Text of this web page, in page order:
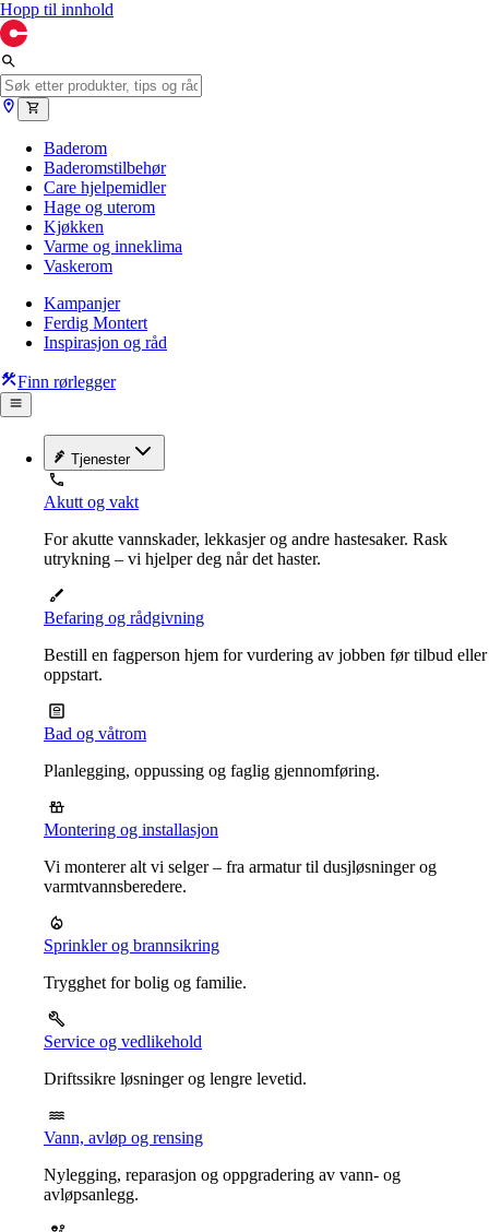
Hopp til innhold
Baderom
Baderomstilbehør
Care hjelpemidler
Hage og uterom
Kjøkken
Varme og inneklima
Vaskerom
Kampanjer
Ferdig Montert
Inspirasjon og råd
Finn rørlegger
Tjenester
Akutt og vakt
For akutte vannskader, lekkasjer og andre hastesaker. Rask
utrykning – vi hjelper deg når det haster.
Befaring og rådgivning
Bestill en fagperson hjem for vurdering av jobben før tilbud eller
oppstart.
Bad og våtrom
Planlegging, oppussing og faglig gjennomføring.
Montering og installasjon
Vi monterer alt vi selger – fra armatur til dusjløsninger og
varmtvannsberedere.
Sprinkler og brannsikring
Trygghet for bolig og familie.
Service og vedlikehold
Driftssikre løsninger og lengre levetid.
Vann, avløp og rensing
Nylegging, reparasjon og oppgradering av vann- og
avløpsanlegg.